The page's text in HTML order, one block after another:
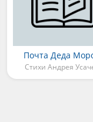
Почта Деда
Стихи Андрея